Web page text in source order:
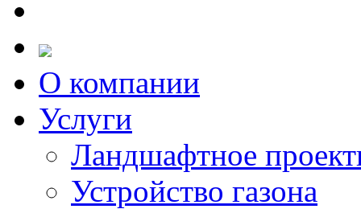
О компании
Услуги
Ландшафтное
Устройство газона